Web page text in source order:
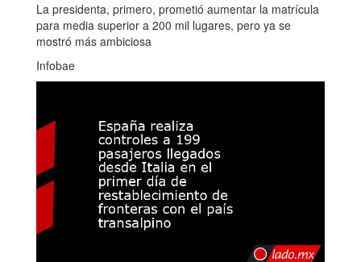
La presidenta, primero, prometió aumentar la matrícula
para media superior a 200 mil lugares, pero ya se
mostró más ambiciosa
Infobae